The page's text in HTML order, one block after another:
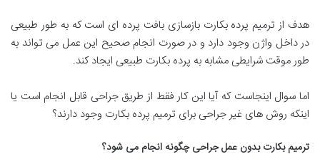
هدف از ترمیم پرده بکارت بازسازی بافت پرده ای است که به طور طبیعی
در داخل واژن وجود دارد و در صورت انجام صحیح این عمل می تواند به
طور موقت شرایطی مشابه به پرده بکارت طبیعی ایجاد کند.
اما سوال اینجاست که آیا این کار فقط از طریق جراحی قابل انجام است یا
اینکه روش های غیر جراحی برای ترمیم پرده بکارت وجود دارند؟
ترمیم بکارت بدون عمل جراحی چگونه انجام می شود؟